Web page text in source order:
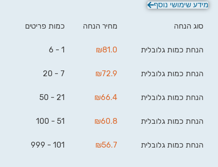
מידע שימושי נוסף
סוג הנחה מחיר הנחה כמות פריטים
הנחת כמות גלובלית ₪81.0
1 - 6
הנחת כמות גלובלית ₪72.9
7 - 20
הנחת כמות גלובלית ₪66.4
21 - 50
הנחת כמות גלובלית ₪60.8
51 - 100
הנחת כמות גלובלית ₪56.7
101 - 999